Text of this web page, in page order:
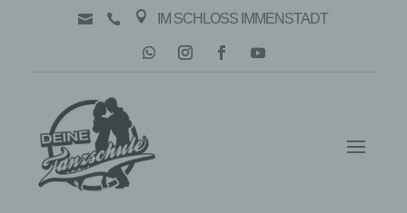
   IM SCHLOSS IMMENSTADT